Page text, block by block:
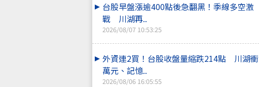
台股早盤漲逾400點後急翻黑！季線多空激
戰 川湖再..
2026/08/07 10:53:25
外資連2買！台股收盤量縮跌214點 川湖衝
萬元、記憶..
2026/08/06 16:05:55